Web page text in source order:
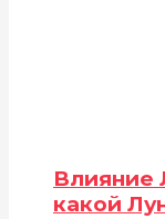
Влияние
какой